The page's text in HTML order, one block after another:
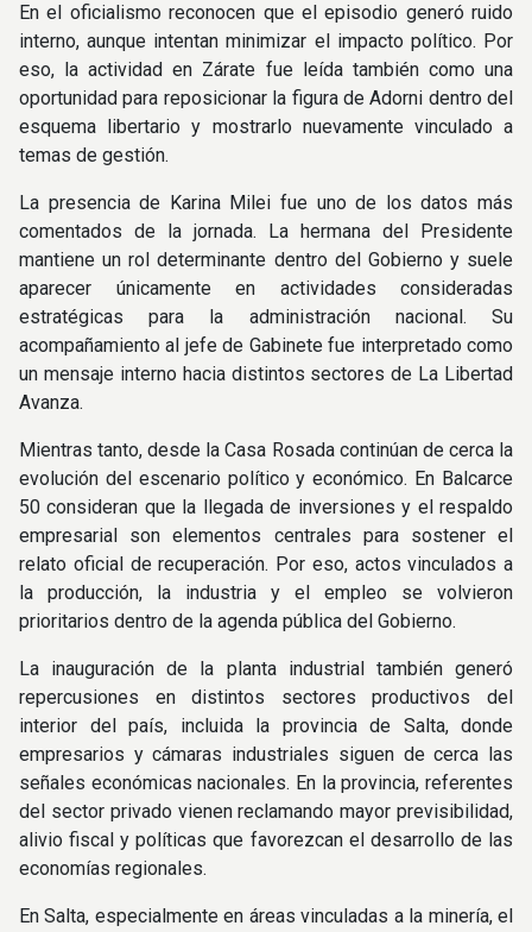
En el oficialismo reconocen que el episodio generó ruido
interno, aunque intentan minimizar el impacto político. Por
eso, la actividad en Zárate fue leída también como una
oportunidad para reposicionar la figura de Adorni dentro del
esquema libertario y mostrarlo nuevamente vinculado a
temas de gestión.
La presencia de Karina Milei fue uno de los datos más
comentados de la jornada. La hermana del Presidente
mantiene un rol determinante dentro del Gobierno y suele
aparecer únicamente en actividades consideradas
estratégicas para la administración nacional. Su
acompañamiento al jefe de Gabinete fue interpretado como
un mensaje interno hacia distintos sectores de La Libertad
Avanza.
Mientras tanto, desde la Casa Rosada continúan de cerca la
evolución del escenario político y económico. En Balcarce
50 consideran que la llegada de inversiones y el respaldo
empresarial son elementos centrales para sostener el
relato oficial de recuperación. Por eso, actos vinculados a
la producción, la industria y el empleo se volvieron
prioritarios dentro de la agenda pública del Gobierno.
La inauguración de la planta industrial también generó
repercusiones en distintos sectores productivos del
interior del país, incluida la provincia de Salta, donde
empresarios y cámaras industriales siguen de cerca las
señales económicas nacionales. En la provincia, referentes
del sector privado vienen reclamando mayor previsibilidad,
alivio fiscal y políticas que favorezcan el desarrollo de las
economías regionales.
En Salta, especialmente en áreas vinculadas a la minería, el